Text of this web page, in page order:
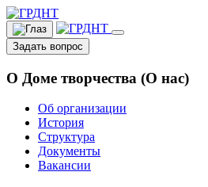
Задать вопрос
О Доме творчества (О нас)
Об организации
История
Структура
Документы
Вакансии